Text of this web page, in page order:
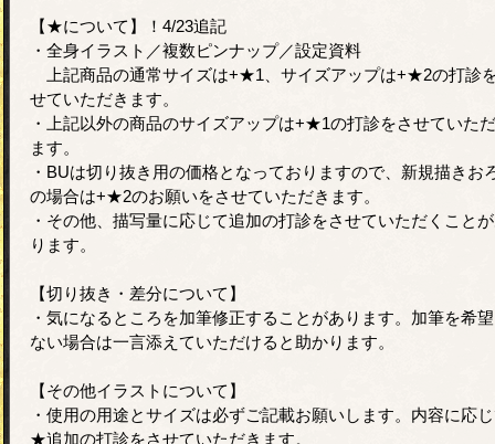
【★について】！4/23追記
・全身イラスト／複数ピンナップ／設定資料
上記商品の通常サイズは+★1、サイズアップは+★2の打診
せていただきます。
・上記以外の商品のサイズアップは+★1の打診をさせていた
ます。
・BUは切り抜き用の価格となっておりますので、新規描きお
の場合は+★2のお願いをさせていただきます。
・その他、描写量に応じて追加の打診をさせていただくこと
ります。
【切り抜き・差分について】
・気になるところを加筆修正することがあります。加筆を希
ない場合は一言添えていただけると助かります。
【その他イラストについて】
・使用の用途とサイズは必ずご記載お願いします。内容に応
★追加の打診をさせていただきます。